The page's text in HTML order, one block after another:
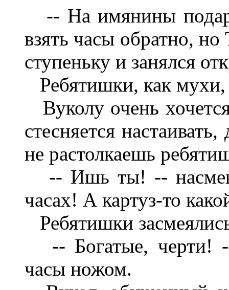
-- На имянины
взять часы обратно,
ступеньку и занялся
Ребятишки, как мухи,
Вуколу очень
стесняется
не растолкаешь
-- Ишь ты! --
часах! А картуз-то
Ребятишки
-- Богатые, черти!
часы ножом.